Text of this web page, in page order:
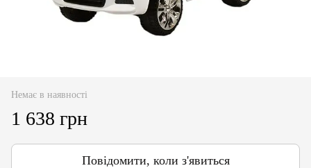
Немає в наявності
1 638 грн
Повідомити, коли з'явиться